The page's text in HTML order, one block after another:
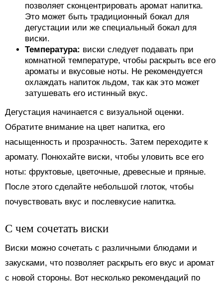
позволяет сконцентрировать аромат напитка.
Это может быть традиционный бокал для
дегустации или же специальный бокал для
виски.
Температура: виски следует подавать при
комнатной температуре, чтобы раскрыть все его
ароматы и вкусовые ноты. Не рекомендуется
охлаждать напиток льдом, так как это может
затушевать его истинный вкус.
Дегустация начинается с визуальной оценки.
Обратите внимание на цвет напитка, его
насыщенность и прозрачность. Затем переходите к
аромату. Понюхайте виски, чтобы уловить все его
ноты: фруктовые, цветочные, древесные и пряные.
После этого сделайте небольшой глоток, чтобы
почувствовать вкус и послевкусие напитка.
С чем сочетать виски
Виски можно сочетать с различными блюдами и
закусками, что позволяет раскрыть его вкус и аромат
с новой стороны. Вот несколько рекомендаций по